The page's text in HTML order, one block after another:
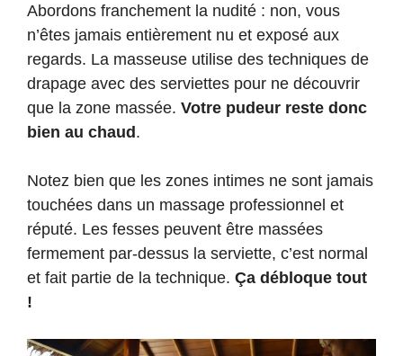
Abordons franchement la nudité : non, vous
n’êtes jamais entièrement nu et exposé aux
regards. La masseuse utilise des techniques de
drapage avec des serviettes pour ne découvrir
que la zone massée. Votre pudeur reste donc
bien au chaud.
Notez bien que les zones intimes ne sont jamais
touchées dans un massage professionnel et
réputé. Les fesses peuvent être massées
fermement par-dessus la serviette, c’est normal
et fait partie de la technique. Ça débloque tout
!